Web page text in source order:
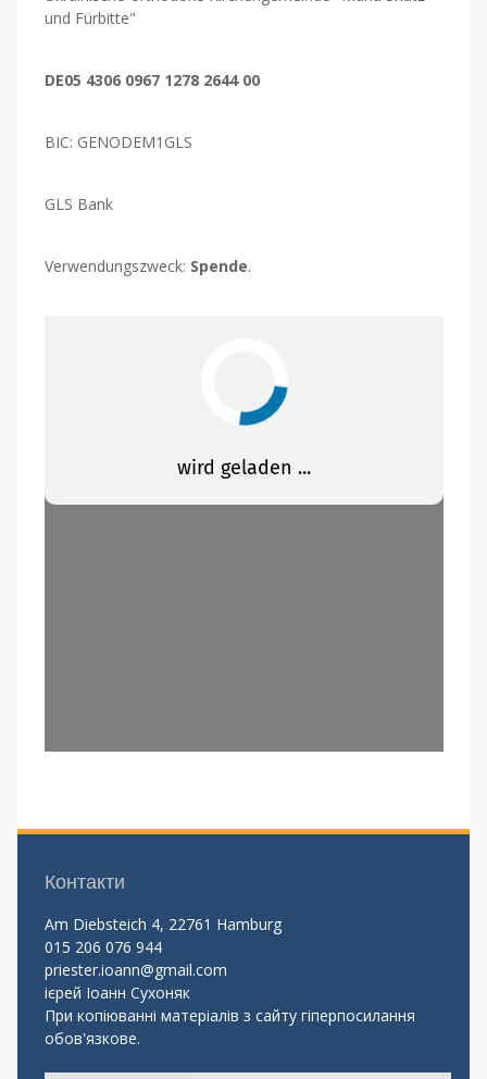
und Fürbitte"
DE05 4306 0967 1278 2644 00
BIC: GENODEM1GLS
GLS Bank
Verwendungszweck: Spende.
Контакти
Am Diebsteich 4, 22761 Hamburg
015 206 076 944
priester.ioann@gmail.com
ієрей Іоанн Сухоняк
При копіюванні матеріалів з сайту гіперпосилання
обов'язкове.